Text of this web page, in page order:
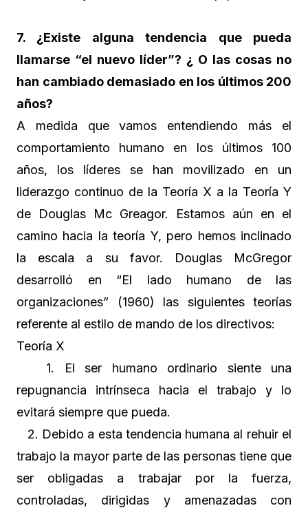
7. ¿Existe alguna tendencia que pueda
llamarse “el nuevo líder”? ¿ O las cosas no
han cambiado demasiado en los últimos 200
años?
A medida que vamos entendiendo más el
comportamiento humano en los últimos 100
años, los líderes se han movilizado en un
liderazgo continuo de la Teoría X a la Teoría Y
de Douglas Mc Greagor. Estamos aún en el
camino hacia la teoría Y, pero hemos inclinado
la escala a su favor. Douglas McGregor
desarrolló en “El lado humano de las
organizaciones” (1960) las siguientes teorías
referente al estilo de mando de los directivos:
Teoría X
1. El ser humano ordinario siente una
repugnancia intrínseca hacia el trabajo y lo
evitará siempre que pueda.
2. Debido a esta tendencia humana al rehuir el
trabajo la mayor parte de las personas tiene que
ser obligadas a trabajar por la fuerza,
controladas, dirigidas y amenazadas con